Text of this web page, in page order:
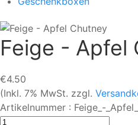
Feige - Apfel
€4.50
(Inkl. 7% MwSt. zzgl.
Artikelnummer : Feige_-